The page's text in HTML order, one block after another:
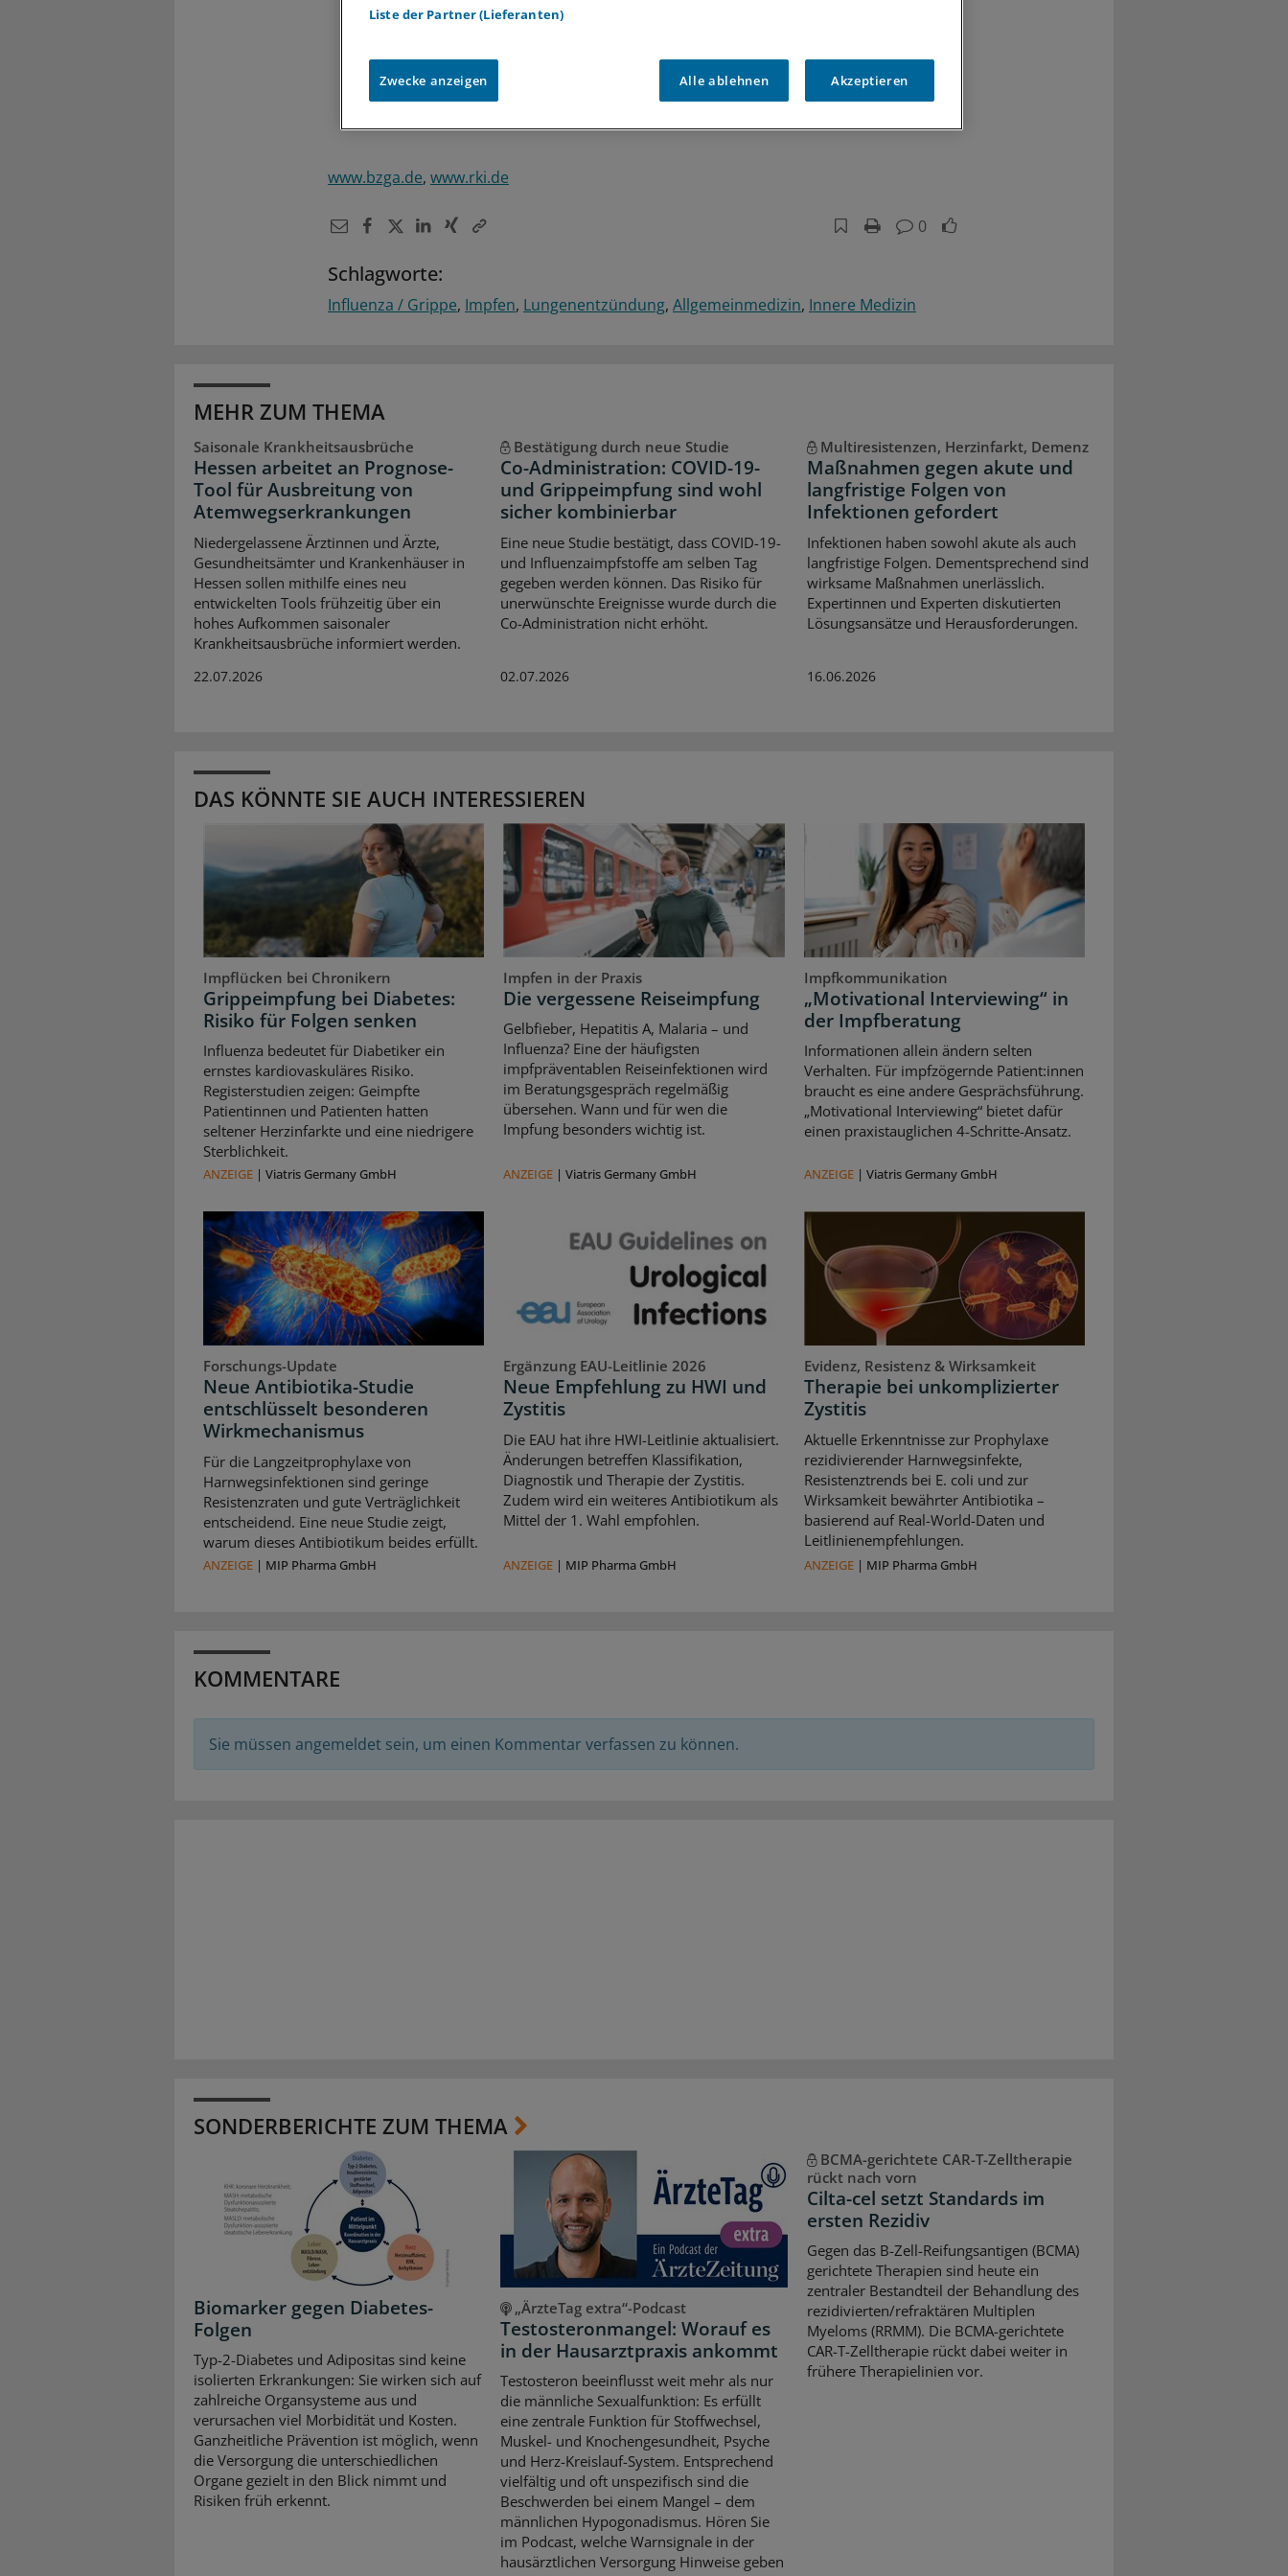
www.bzga.de, www.rki.de
0
Schlagworte:
Influenza / Grippe Impfen Lungenentzündung Allgemeinmedizin Innere Medizin
MEHR ZUM THEMA
Saisonale Krankheitsausbrüche
Hessen arbeitet an Prognose-
Tool für Ausbreitung von
Atemwegserkrankungen
Niedergelassene Ärztinnen und Ärzte,
Gesundheitsämter und Krankenhäuser in
Hessen sollen mithilfe eines neu
entwickelten Tools frühzeitig über ein
hohes Aufkommen saisonaler
Krankheitsausbrüche informiert werden.
22.07.2026
Bestätigung durch neue Studie
Co-Administration: COVID-19-
und Grippeimpfung sind wohl
sicher kombinierbar
Eine neue Studie bestätigt, dass COVID-19-
und Influenzaimpfstoffe am selben Tag
gegeben werden können. Das Risiko für
unerwünschte Ereignisse wurde durch die
Co-Administration nicht erhöht.
02.07.2026
Multiresistenzen, Herzinfarkt, Demenz
Maßnahmen gegen akute und
langfristige Folgen von
Infektionen gefordert
Infektionen haben sowohl akute als auch
langfristige Folgen. Dementsprechend sind
wirksame Maßnahmen unerlässlich.
Expertinnen und Experten diskutierten
Lösungsansätze und Herausforderungen.
16.06.2026
DAS KÖNNTE SIE AUCH INTERESSIEREN
Impflücken bei Chronikern
Grippeimpfung bei Diabetes:
Risiko für Folgen senken
Influenza bedeutet für Diabetiker ein
ernstes kardiovaskuläres Risiko.
Registerstudien zeigen: Geimpfte
Patientinnen und Patienten hatten
seltener Herzinfarkte und eine niedrigere
Sterblichkeit.
ANZEIGE | Viatris Germany GmbH
Impfen in der Praxis
Die vergessene Reiseimpfung
Gelbfieber, Hepatitis A, Malaria – und
Influenza? Eine der häufigsten
impfpräventablen Reiseinfektionen wird
im Beratungsgespräch regelmäßig
übersehen. Wann und für wen die
Impfung besonders wichtig ist.
ANZEIGE |Viatris Germany GmbH
Impfkommunikation
„Motivational Interviewing“ in
der Impfberatung
Informationen allein ändern selten
Verhalten. Für impfzögernde Patient:innen
braucht es eine andere Gesprächsführung.
„Motivational Interviewing“ bietet dafür
einen praxistauglichen 4-Schritte-Ansatz.
ANZEIGE| Viatris Germany GmbH
Forschungs-Update
Neue Antibiotika-Studie
entschlüsselt besonderen
Wirkmechanismus
Für die Langzeitprophylaxe von
Harnwegsinfektionen sind geringe
Resistenzraten und gute Verträglichkeit
entscheidend. Eine neue Studie zeigt,
warum dieses Antibiotikum beides erfüllt.
ANZEIGE | MIP Pharma GmbH
Ergänzung EAU-Leitlinie 2026
Neue Empfehlung zu HWI und
Zystitis
Die EAU hat ihre HWI-Leitlinie aktualisiert.
Änderungen betreffen Klassifikation,
Diagnostik und Therapie der Zystitis.
Zudem wird ein weiteres Antibiotikum als
Mittel der 1. Wahl empfohlen.
ANZEIGE | MIP Pharma GmbH
Evidenz, Resistenz & Wirksamkeit
Therapie bei unkomplizierter
Zystitis
Aktuelle Erkenntnisse zur Prophylaxe
rezidivierender Harnwegsinfekte,
Resistenztrends bei E. coli und zur
Wirksamkeit bewährter Antibiotika –
basierend auf Real-World-Daten und
Leitlinienempfehlungen.
ANZEIGE| MIP Pharma GmbH
KOMMENTARE
Sie müssen angemeldet sein, um einen Kommentar verfassen zu können.
SONDERBERICHTE ZUM THEMA
Biomarker gegen Diabetes-
Folgen
Typ-2-Diabetes und Adipositas sind keine
isolierten Erkrankungen: Sie wirken sich auf
zahlreiche Organsysteme aus und
verursachen viel Morbidität und Kosten.
Ganzheitliche Prävention ist möglich, wenn
die Versorgung die unterschiedlichen
Organe gezielt in den Blick nimmt und
Risiken früh erkennt.
„ÄrzteTag extra“-Podcast
Testosteronmangel: Worauf es
in der Hausarztpraxis ankommt
Testosteron beeinflusst weit mehr als nur
die männliche Sexualfunktion: Es erfüllt
eine zentrale Funktion für Stoffwechsel,
Muskel- und Knochengesundheit, Psyche
und Herz-Kreislauf-System. Entsprechend
vielfältig und oft unspezifisch sind die
Beschwerden bei einem Mangel – dem
männlichen Hypogonadismus. Hören Sie
im Podcast, welche Warnsignale in der
hausärztlichen Versorgung Hinweise geben
BCMA-gerichtete CAR-T-Zelltherapie
rückt nach vorn
Cilta-cel setzt Standards im
ersten Rezidiv
Gegen das B-Zell-Reifungsantigen (BCMA)
gerichtete Therapien sind heute ein
zentraler Bestandteil der Behandlung des
rezidivierten/refraktären Multiplen
Myeloms (RRMM). Die BCMA-gerichtete
CAR-T-Zelltherapie rückt dabei weiter in
frühere Therapielinien vor.
Liste der Partner (Lieferanten)
Zwecke anzeigen Alle ablehnen Akzeptieren